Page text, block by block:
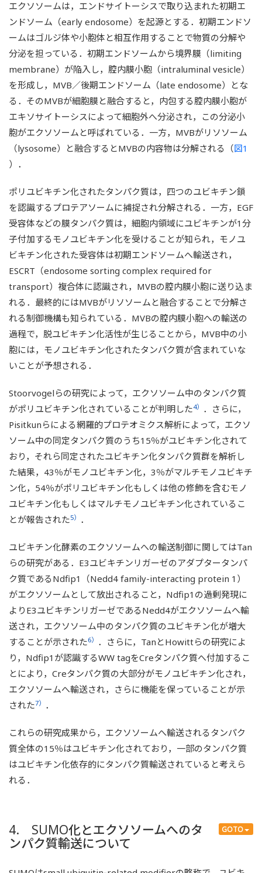
エクソソームは，エンドサイトーシスで取り込まれた初期エ
ンドソーム（early endosome）を起源とする．初期エンドソ
ームはゴルジ体や小胞体と相互作用することで物質の分解や
分泌を担っている．初期エンドソームから境界膜（limiting
membrane）が陥入し，腔内膜小胞（intraluminal vesicle）
を形成し，MVB／後期エンドソーム（late endosome）とな
る．そのMVBが細胞膜と融合すると，内包する腔内膜小胞が
エキソサイトーシスによって細胞外へ分泌され，この分泌小
胞がエクソソームと呼ばれている．一方，MVBがリソソーム
（lysosome）と融合するとMVBの内容物は分解される（図1
）．
ポリユビキチン化されたタンパク質は，四つのユビキチン鎖
を認識するプロテアソームに捕捉され分解される．一方，EGF
受容体などの膜タンパク質は，細胞内領域にユビキチンが1分
子付加するモノユビキチン化を受けることが知られ，モノユ
ビキチン化された受容体は初期エンドソームへ輸送され，
ESCRT（endosome sorting complex required for
transport）複合体に認識され，MVBの腔内膜小胞に送り込ま
れる．最終的にはMVBがリソソームと融合することで分解さ
れる制御機構も知られている．MVBの腔内膜小胞への輸送の
過程で，脱ユビキチン化活性が生じることから，MVB中の小
胞には，モノユビキチン化されたタンパク質が含まれていな
いことが予想される．
Stoorvogelらの研究によって，エクソソーム中のタンパク質
がポリユビキチン化されていることが判明した4） ．さらに，
Pisitkunらによる網羅的プロテオミクス解析によって，エクソ
ソーム中の同定タンパク質のうち15％がユビキチン化されて
おり，それら同定されたユビキチン化タンパク質群を解析し
た結果，43％がモノユビキチン化，3％がマルチモノユビキチ
ン化，54％がポリユビキチン化もしくは他の修飾を含むモノ
ユビキチン化もしくはマルチモノユビキチン化されているこ
とが報告された5） ．
ユビキチン化酵素のエクソソームへの輸送制御に関してはTan
らの研究がある．E3ユビキチンリガーゼのアダプタータンパ
ク質であるNdfip1（Nedd4 family-interacting protein 1）
がエクソソームとして放出されること，Ndfip1の過剰発現に
よりE3ユビキチンリガーゼであるNedd4がエクソソームへ輸
送され，エクソソーム中のタンパク質のユビキチン化が増大
することが示された6） ．さらに，TanとHowittらの研究によ
り，Ndfip1が認識するWW tagをCreタンパク質へ付加するこ
とにより，Creタンパク質の大部分がモノユビキチン化され，
エクソソームへ輸送され，さらに機能を保っていることが示
された7） ．
これらの研究成果から，エクソソームへ輸送されるタンパク
質全体の15％はユビキチン化されており，一部のタンパク質
はユビキチン化依存的にタンパク質輸送されていると考えら
れる．
GOTO
4. SUMO化とエクソソームへのタ
ンパク質輸送について